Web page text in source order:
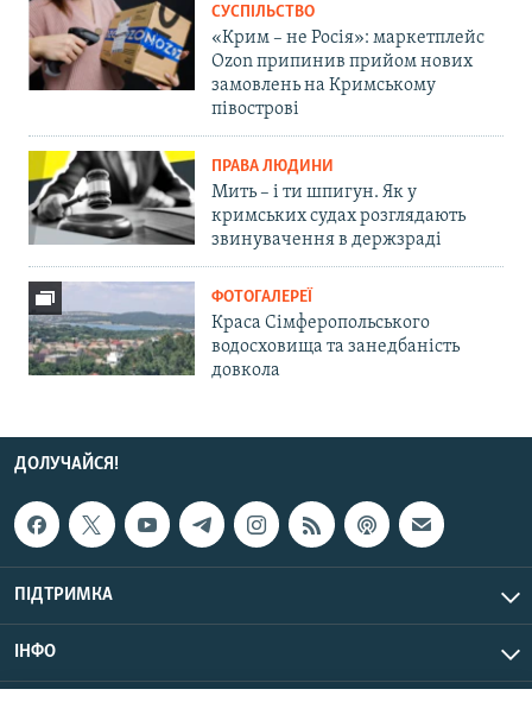
СУСПІЛЬСТВО
«Крим – не Росія»: маркетплейс
Ozon припинив прийом нових
замовлень на Кримському
півострові
ПРАВА ЛЮДИНИ
Мить – і ти шпигун. Як у
кримських судах розглядають
звинувачення в держзраді
ФОТОГАЛЕРЕЇ
Краса Сімферопольського
водосховища та занедбаність
довкола
ДОЛУЧАЙСЯ!
ПІДТРИМКА
ІНФО